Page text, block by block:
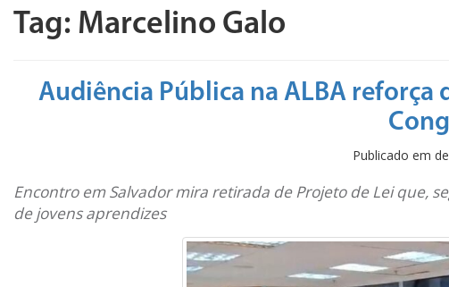
Tag: Marcelino Galo
Audiência Pública na ALBA reforça
Publicado em
Encontro em Salvador mira retirada de Projeto de Lei que,
de jovens aprendizes